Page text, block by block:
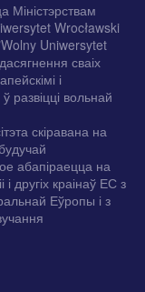
Міністэрствам
Wrocławski
Uniwersytet
сваіх
і
развіцці вольнай
скіравана на
абапіраецца на
другіх краінаў ЕС з
Еўропы і з